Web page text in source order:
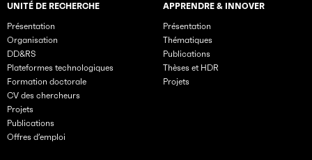
Rubriques principales du site
UNITÉ DE RECHERCHE
Présentation
Organisation
DD&RS
Plateformes technologiques
Formation doctorale
CV des chercheurs
Projets
Publications
Offres d’emploi
APPRENDRE & INNOVER
Présentation
Thématiques
Publications
Thèses et HDR
Projets